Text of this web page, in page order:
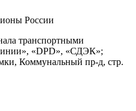
России
транспортными
«DPD», «СДЭК»;
Коммунальный пр-д, стр.